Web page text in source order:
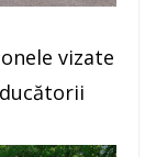
vizate